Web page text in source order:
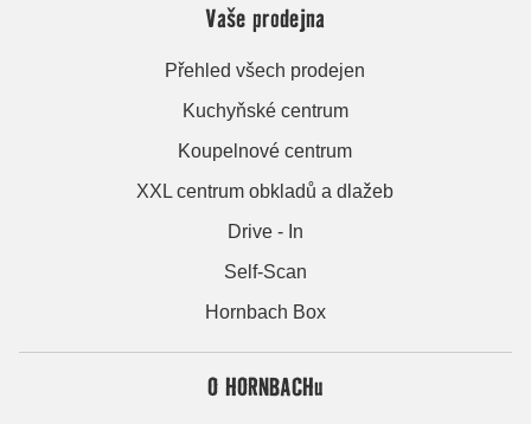
Vaše prodejna
Přehled všech prodejen
Kuchyňské centrum
Koupelnové centrum
XXL centrum obkladů a dlažeb
Drive - In
Self-Scan
Hornbach Box
O HORNBACHu